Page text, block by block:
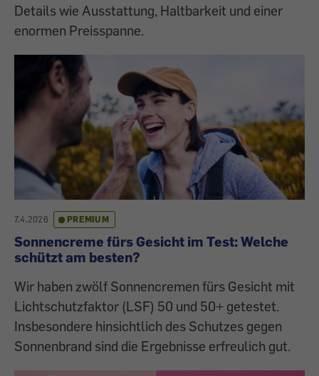
Details wie Ausstattung, Haltbarkeit und einer
enormen Preisspanne.
7.4.2026 PREMIUM
Sonnencreme fürs Gesicht im Test: Welche
schützt am besten?
Wir haben zwölf Sonnencremen fürs Gesicht mit
Lichtschutzfaktor (LSF) 50 und 50+ getestet.
Insbesondere hinsichtlich des Schutzes gegen
Sonnenbrand sind die Ergebnisse erfreulich gut.